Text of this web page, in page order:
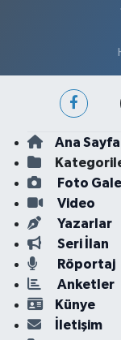
Ana Sayfa
Foto
Video
Yazarlar
Seri İlan
Röportaj
Anketler
Künye
İletişim